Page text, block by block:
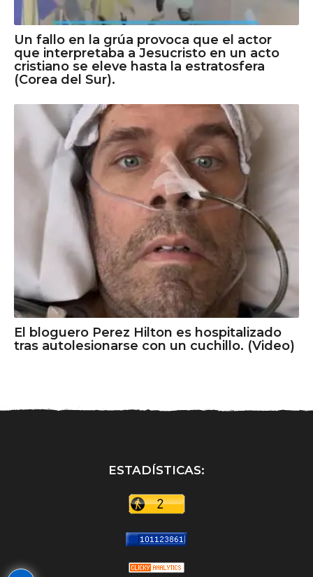
Un fallo en la grúa provoca que el actor
que interpretaba a Jesucristo en un acto
cristiano se eleve hasta la estratosfera
(Corea del Sur).
El bloguero Perez Hilton es hospitalizado
tras autolesionarse con un cuchillo. (Video)
ESTADÍSTICAS: